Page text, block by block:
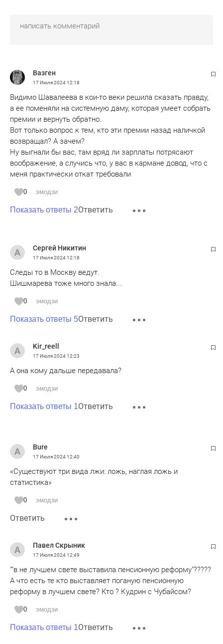
Вазген
17 Июля 202412:18
Видимо Шавалеева в кои-то веки решила сказать правду,
а ее поменяли на системную даму, которая умеет собрать
премии и вернуть обратно.
Вот только вопрос к тем, кто эти премии назад наличкой
возвращал? А зачем?
Ну выгнали бы вас, там вряд ли зарплаты потрясают
воображение, а случись что, у вас в кармане довод, что с
меня практически откат требовали
0 эмодзи
Показать ответы 2Ответить
Сергей Никитин
17 Июля 202412:18
Следы то в Москву ведут.
Шишмарева тоже много знала...
0 эмодзи
Показать ответы 5Ответить
Kir_reell
17 Июля 202412:23
А она кому дальше передавала?
0 эмодзи
Показать ответы 1Ответить
Bure
17 Июля 202412:40
«Существуют три вида лжи: ложь, наглая ложь и
статистика»
0 эмодзи
Ответить
Павел Скрыник
17 Июля 202412:49
""в не лучшем свете выставила пенсионную реформу"?????
А что есть те кто выставляет поганую пенсионную
реформу в лучшем свете? Кто ? Кудрин с Чубайсом?
0 эмодзи
Показать ответы 1Ответить